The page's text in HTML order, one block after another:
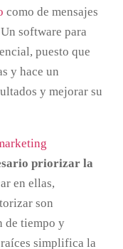
como de mensajes
software para
puesto que
y hace un
y mejorar su
priorizar la
en ellas,
son
de tiempo y
simplifica la